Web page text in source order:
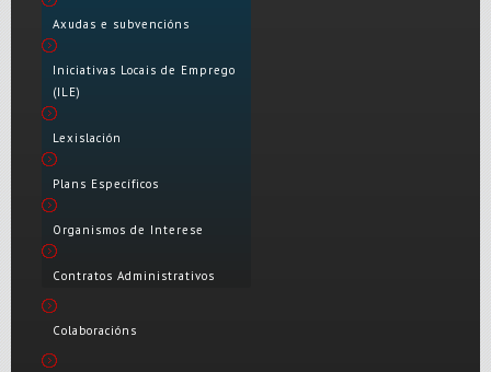
Axudas e subvencións
Iniciativas Locais de Emprego
(ILE)
Lexislación
Plans Específicos
Organismos de Interese
Contratos Administrativos
Colaboracións